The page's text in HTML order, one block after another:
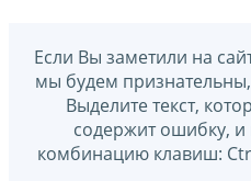
Если Вы заметили на
мы будем
Выделите текст,
содержит ошибку, и
комбинацию клавиш: